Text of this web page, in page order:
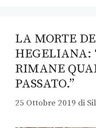
LA MORTE
HEGELIANA:
RIMANE
PASSATO.”
25 Ottobre 2019 di